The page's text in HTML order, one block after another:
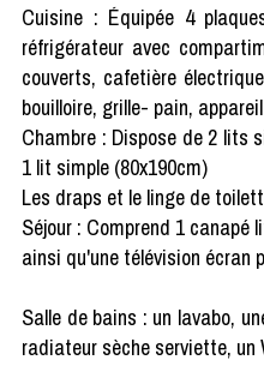
Cuisine : Équipée 4
réfrigérateur avec
couverts, cafetière
bouilloire, grille- pain,
Chambre : Dispose de 2 lits
1 lit simple (80x190cm)
Les draps et le linge de
Séjour : Comprend 1 canapé
ainsi qu'une télévision écran
Salle de bains : un lavabo,
radiateur sèche serviette, un